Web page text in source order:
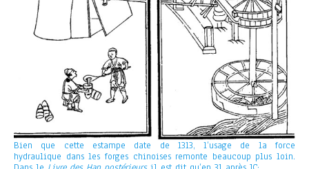
Bien que cette estampe date de 1313, l’usage de la force
hydraulique dans les forges chinoises remonte beaucoup plus loin.